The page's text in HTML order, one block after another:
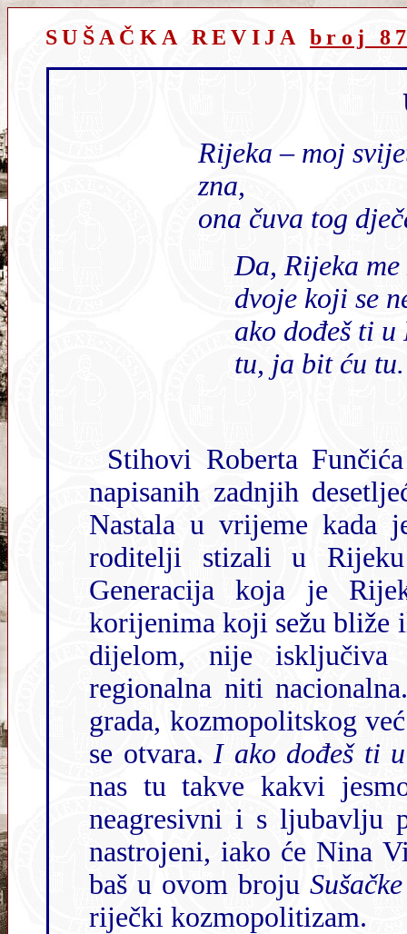
SUŠAČKA REVIJA broj
Rijeka – moj svijet na rubu sna, ona pamti, ona
zna,
ona
Da, Rijeka me zna, ja poznajem nju,
dvoje koji se
ako dođeš ti u Rijeku, znaj naći ćeš me
tu, ja bit ću tu.
Stihovi Roberta Funčića jedne od najljepših
napisanih zadnjih desetljeća
Nastala u vrijeme kada je
roditelji stizali u
Generacija koja je
korijenima koji sežu bliže ili dalje i koja i zbog toga, barem većim
dijelom, nije isključiva i ne prebrojava krvna zrnca, niti
regionalna niti nacionalna. I koja je utkala svoje
grada, kozmopolitskog već stoljećima, koji
se otvara. I ako dođeš ti
nas tu takve kakvi jesmo.
neagresivni i s ljubavlju prema
nastrojeni, iako će Nina
baš u ovom broju
riječki kozmopolitizam.